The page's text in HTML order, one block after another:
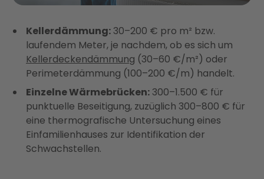
Kellerdämmung: 30–200 € pro m² bzw.
laufendem Meter, je nachdem, ob es sich um
Kellerdeckendämmung (30–60 €/m²) oder
Perimeterdämmung (100–200 €/m) handelt.
Einzelne Wärmebrücken: 300–1.500 € für
punktuelle Beseitigung, zuzüglich 300–800 € für
eine thermografische Untersuchung eines
Einfamilienhauses zur Identifikation der
Schwachstellen.